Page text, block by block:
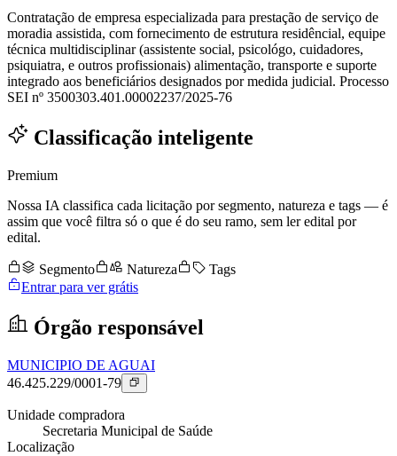
Contratação de empresa especializada para prestação de serviço de
moradia assistida, com fornecimento de estrutura residêncial, equipe
técnica multidisciplinar (assistente social, psicológo, cuidadores,
psiquiatra, e outros profissionais) alimentação, transporte e suporte
integrado aos beneficiários designados por medida judicial. Processo
SEI nº 3500303.401.00002237/2025-76
Classificação inteligente
Premium
Nossa IA classifica cada licitação por segmento, natureza e tags — é
assim que você filtra só o que é do seu ramo, sem ler edital por
edital.
Segmento Natureza
Tags
Entrar para ver grátis
Órgão responsável
MUNICIPIO DE AGUAI
46.425.229/0001-79
Unidade compradora
Secretaria Municipal de Saúde
Localização